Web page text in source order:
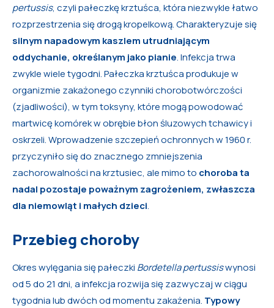
pertussis, czyli pałeczkę krztuśca, która niezwykle łatwo
rozprzestrzenia się drogą kropelkową. Charakteryzuje się
silnym napadowym kaszlem utrudniającym
oddychanie, określanym jako pianie. Infekcja trwa
zwykle wiele tygodni. Pałeczka krztuśca produkuje w
organizmie zakażonego czynniki chorobotwórczości
(zjadliwości), w tym toksyny, które mogą powodować
martwicę komórek w obrębie błon śluzowych tchawicy i
oskrzeli. Wprowadzenie szczepień ochronnych w 1960 r.
przyczyniło się do znacznego zmniejszenia
zachorowalności na krztusiec, ale mimo to choroba ta
nadal pozostaje poważnym zagrożeniem, zwłaszcza
dla niemowląt i małych dzieci.
Przebieg choroby
Okres wylęgania się pałeczki Bordetella pertussiswynosi
od 5 do 21 dni, a infekcja rozwija się zazwyczaj w ciągu
tygodnia lub dwóch od momentu zakażenia. Typowy